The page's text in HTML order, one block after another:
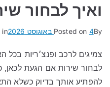
ואיך לבחור
By
Posted on 4 באוגוסט 2026 in
צמיגים לרכב ופנצ׳ריות בכל
לבחור שירות אם הגעת לכאן,
להפתיע אותך בדיוק כשלא